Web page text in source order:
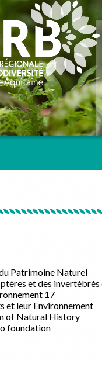
Patrimoine Naturel
et des
17
et leur Environnement
of Natural History
foundation